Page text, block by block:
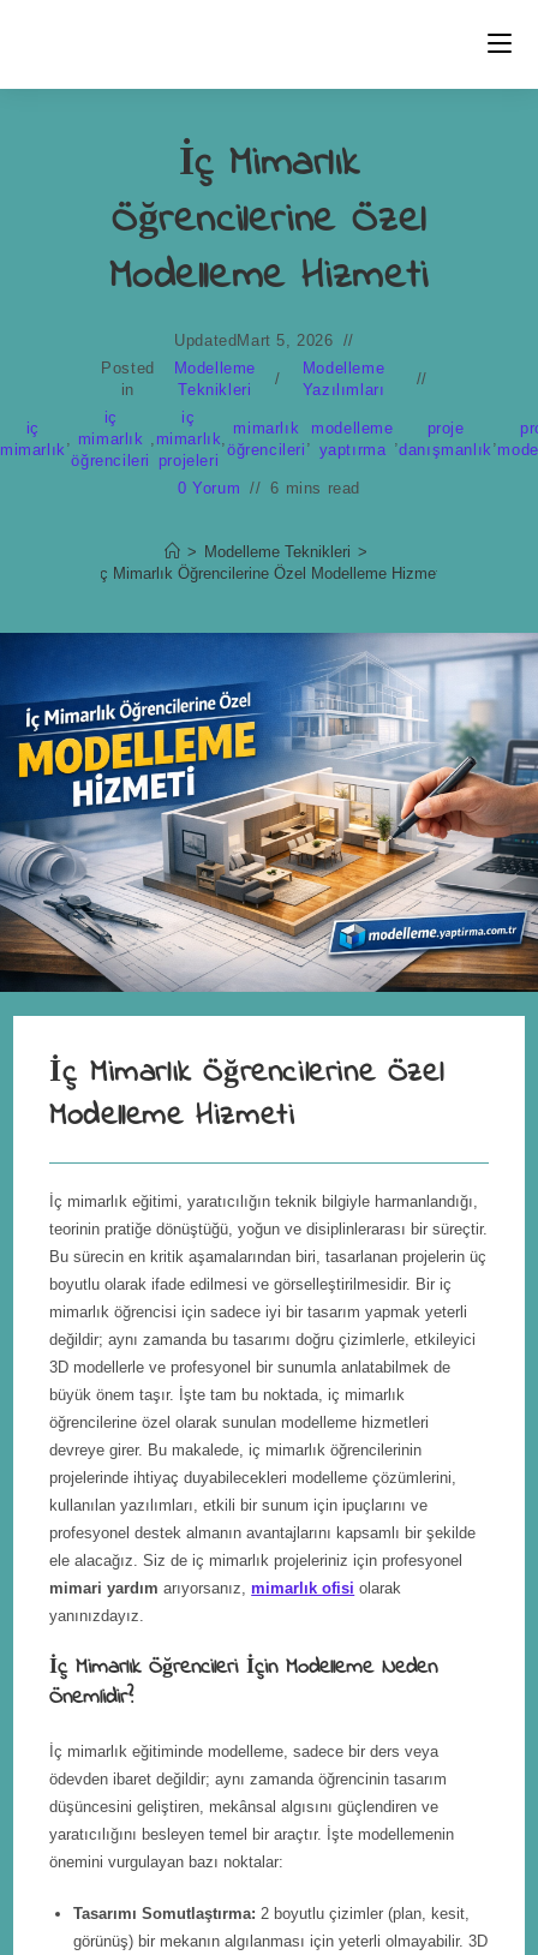
İç Mimarlık
Öğrencilerine Özel
Modelleme Hizmeti
Updated Mart 5, 2026
Posted
in
Modelleme
Teknikleri
/
Modelleme
Yazılımları
iç
mimarlık
,
iç
mimarlık
öğrencileri
,
iç
mimarlık
projeleri
,
mimarlık
öğrencileri
,
modelleme
yaptırma
,
proje
danışmanlık
,
0 Yorum 6 mins read
> Modelleme Teknikleri >
İç Mimarlık Öğrencilerine Özel Modelleme Hizmeti
İç Mimarlık Öğrencilerine Özel
Modelleme Hizmeti
İç mimarlık eğitimi, yaratıcılığın teknik bilgiyle harmanlandığı,
teorinin pratiğe dönüştüğü, yoğun ve disiplinlerarası bir süreçtir.
Bu sürecin en kritik aşamalarından biri, tasarlanan projelerin üç
boyutlu olarak ifade edilmesi ve görselleştirilmesidir. Bir iç
mimarlık öğrencisi için sadece iyi bir tasarım yapmak yeterli
değildir; aynı zamanda bu tasarımı doğru çizimlerle, etkileyici
3D modellerle ve profesyonel bir sunumla anlatabilmek de
büyük önem taşır. İşte tam bu noktada, iç mimarlık
öğrencilerine özel olarak sunulan modelleme hizmetleri
devreye girer. Bu makalede, iç mimarlık öğrencilerinin
projelerinde ihtiyaç duyabilecekleri modelleme çözümlerini,
kullanılan yazılımları, etkili bir sunum için ipuçlarını ve
profesyonel destek almanın avantajlarını kapsamlı bir şekilde
ele alacağız. Siz de iç mimarlık projeleriniz için profesyonel
mimari yardım arıyorsanız,mimarlık ofisi olarak
yanınızdayız.
İç Mimarlık Öğrencileri İçin Modelleme Neden
Önemlidir?
İç mimarlık eğitiminde modelleme, sadece bir ders veya
ödevden ibaret değildir; aynı zamanda öğrencinin tasarım
düşüncesini geliştiren, mekânsal algısını güçlendiren ve
yaratıcılığını besleyen temel bir araçtır. İşte modellemenin
önemini vurgulayan bazı noktalar:
Tasarımı Somutlaştırma: 2 boyutlu çizimler (plan, kesit,
görünüş) bir mekanın algılanması için yeterli olmayabilir. 3D